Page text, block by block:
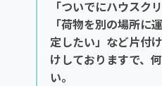
「ついでにハウスク
「荷物を別の場所に
定したい」など片付
けしておりますで、
い。